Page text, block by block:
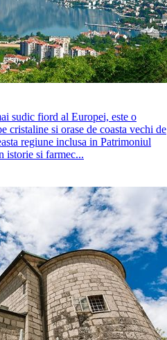
sudic fiord al Europei, este o
cristaline si orase de coasta vechi de
regiune inclusa in Patrimoniul
istorie si farmec...